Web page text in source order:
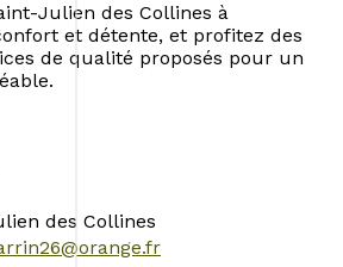
Julien des Collines à
et détente, et profitez des
de qualité proposés pour un
des Collines